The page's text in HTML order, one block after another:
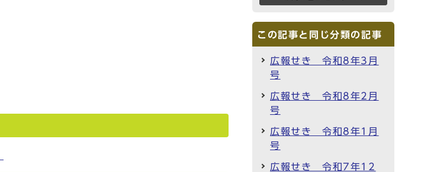
この記事と同じ分類の記事
広報せき 令和8年3月
号
広報せき 令和8年2月
号
広報せき 令和8年1月
号
広報せき 令和7年12